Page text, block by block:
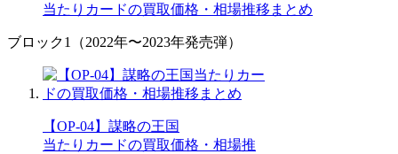
当たりカードの買取価格・相場推移まとめ
ブロック1（2022年〜2023年発売弾）
【OP-04】謀略の王国
当たりカードの買取価格・相場推